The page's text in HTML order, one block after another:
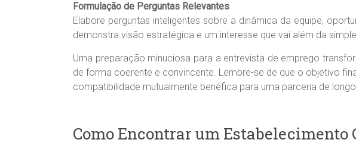
Formulação de Perguntas Relevantes
Elabore perguntas inteligentes sobre a dinâmica da equipe,
demonstra visão estratégica e um interesse que vai além da
Uma preparação minuciosa para a entrevista de emprego
de forma coerente e convincente. Lembre-se de que o objetivo
compatibilidade mutualmente benéfica para uma parceria de
Como Encontrar um Estabelecimento